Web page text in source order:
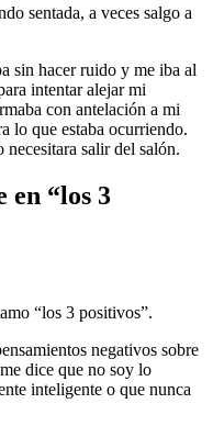
sentada, a veces salgo a
sin hacer ruido y me iba al
intentar alejar mi
con antelación a mi
lo que estaba ocurriendo.
necesitara salir del salón.
en “los 3
“los 3 positivos”.
negativos sobre
dice que no soy lo
inteligente o que nunca